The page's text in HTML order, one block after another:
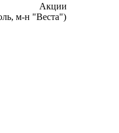
Акции
м-н "Веста")